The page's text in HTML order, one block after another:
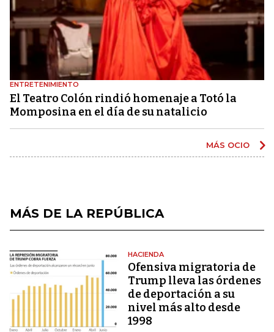
ENTRETENIMIENTO
El Teatro Colón rindió homenaje a Totó la
Momposina en el día de su natalicio
MÁS OCIO
MÁS DE LA REPÚBLICA
HACIENDA
Ofensiva migratoria de
Trump lleva las órdenes
de deportación a su
nivel más alto desde
1998